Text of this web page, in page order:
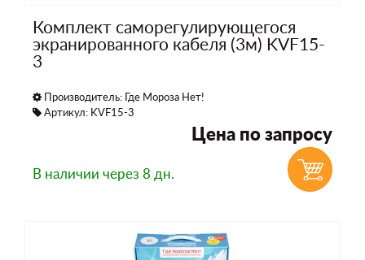
Комплект саморегулирующегося
экранированного кабеля (3м) KVF15-
3
Производитель: Где Мороза Нет!
Артикул: KVF15-3
Цена по запросу
В наличии через 8 дн.